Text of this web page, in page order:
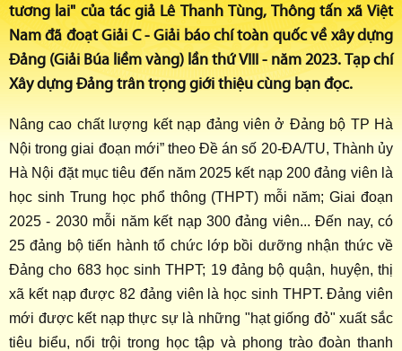
tương lai" của tác giả Lê Thanh Tùng, Thông tấn xã Việt
Nam đã đoạt Giải C - Giải báo chí toàn quốc về xây dựng
Đảng (Giải Búa liềm vàng) lần thứ VIII - năm 2023. Tạp chí
Xây dựng Đảng trân trọng giới thiệu cùng bạn đọc.
Nâng cao chất lượng kết nạp đảng viên ở Đảng bộ TP Hà
Nội trong giai đoạn mới” theo Đề án số 20-ĐA/TU, Thành ủy
Hà Nội đặt mục tiêu đến năm 2025 kết nạp 200 đảng viên là
học sinh Trung học phổ thông (THPT) mỗi năm; Giai đoạn
2025 - 2030 mỗi năm kết nạp 300 đảng viên... Đến nay, có
25 đảng bộ tiến hành tổ chức lớp bồi dưỡng nhận thức về
Đảng cho 683 học sinh THPT; 19 đảng bộ quận, huyện, thị
xã kết nạp được 82 đảng viên là học sinh THPT. Đảng viên
mới được kết nạp thực sự là những "hạt giống đỏ" xuất sắc
tiêu biểu, nổi trội trong học tập và phong trào đoàn thanh